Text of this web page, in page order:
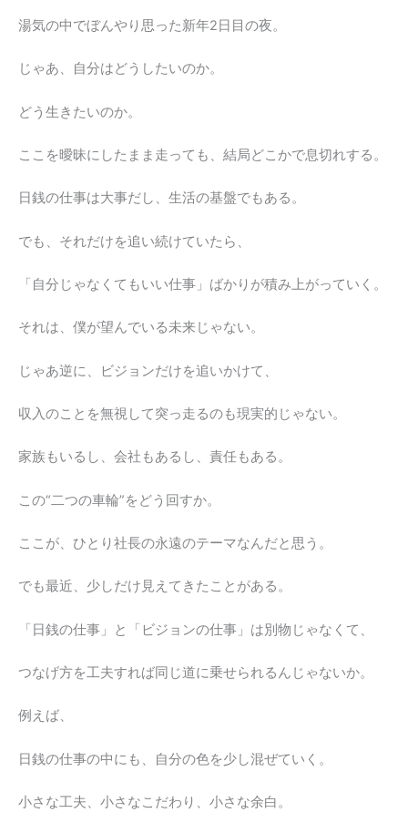
湯気の中でぼんやり思った新年2日目の夜。
じゃあ、自分はどうしたいのか。
どう生きたいのか。
ここを曖昧にしたまま走っても、結局どこかで息切れする。
日銭の仕事は大事だし、生活の基盤でもある。
でも、それだけを追い続けていたら、
「自分じゃなくてもいい仕事」ばかりが積み上がっていく。
それは、僕が望んでいる未来じゃない。
じゃあ逆に、ビジョンだけを追いかけて、
収入のことを無視して突っ走るのも現実的じゃない。
家族もいるし、会社もあるし、責任もある。
この“二つの車輪”をどう回すか。
ここが、ひとり社長の永遠のテーマなんだと思う。
でも最近、少しだけ見えてきたことがある。
「日銭の仕事」と「ビジョンの仕事」は別物じゃなくて、
つなげ方を工夫すれば同じ道に乗せられるんじゃないか。
例えば、
日銭の仕事の中にも、自分の色を少し混ぜていく。
小さな工夫、小さなこだわり、小さな余白。